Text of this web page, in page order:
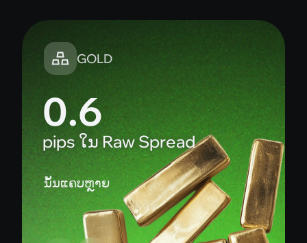
GOLD
1.2
pips ໃນ Pro
ນັ້ນແຄບຫຼາຍ